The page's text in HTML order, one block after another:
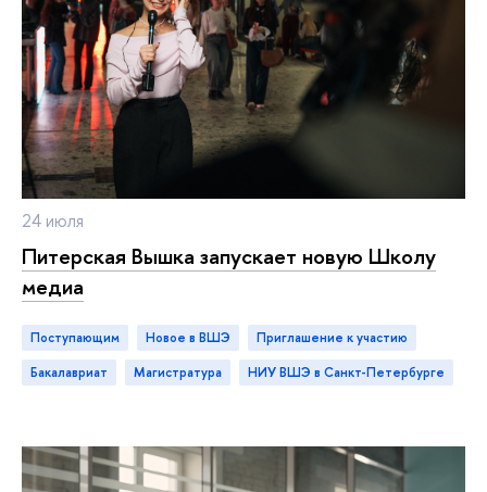
24 июля
Питерская Вышка запускает новую Школу
медиа
Поступающим новое в ВШЭ
приглашение к участию
бакалавриат
магистратура НИУ ВШЭ в Санкт-Петербурге